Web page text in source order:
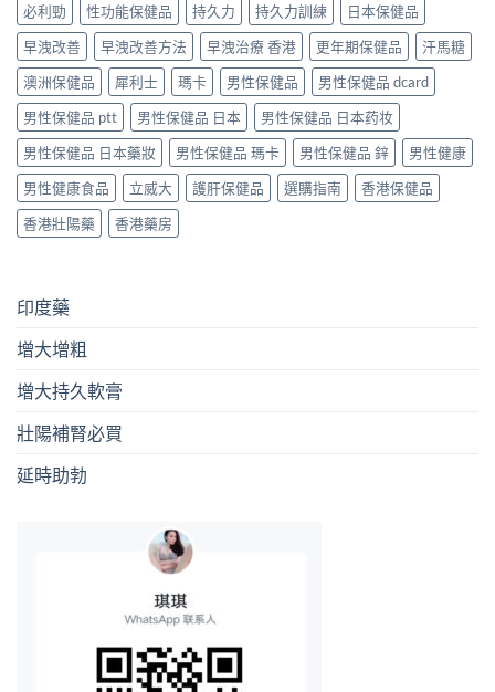
必利勁
性功能保健品 持久力 持久力訓練
日本保健品
早洩改善
早洩改善方法 早洩治療 香港 更年期保健品
汗馬糖
澳洲保健品
犀利士 瑪卡 男性保健品
男性保健品 dcard
男性保健品 ptt
男性保健品 日本
男性保健品 日本药妆
男性保健品 日本藥妝
男性保健品 瑪卡 男性保健品 鋅
男性健康
男性健康食品
立威大 護肝保健品 選購指南
香港保健品
香港壯陽藥
香港藥房
印度藥
增大增粗
增大持久軟膏
壯陽補腎必買
延時助勃